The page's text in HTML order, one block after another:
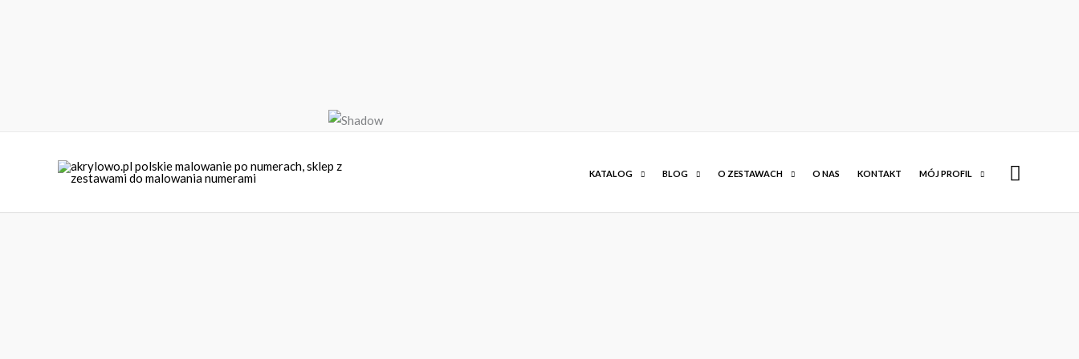
KATALOG BLOG O ZESTAWACH O NAS KONTAKT MÓJ PROFIL Szukaj